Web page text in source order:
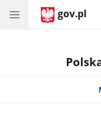
gov.pl